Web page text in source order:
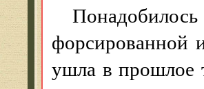
форсированной
ушла в прошлое